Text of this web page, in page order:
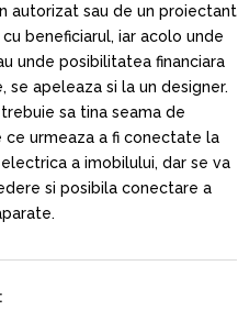
autorizat sau de un proiectant
beneficiarul, iar acolo unde
unde posibilitatea financiara
se apeleaza si la un designer.
sa tina seama de
ce urmeaza a fi conectate la
a imobilului, dar se va
si posibila conectare a